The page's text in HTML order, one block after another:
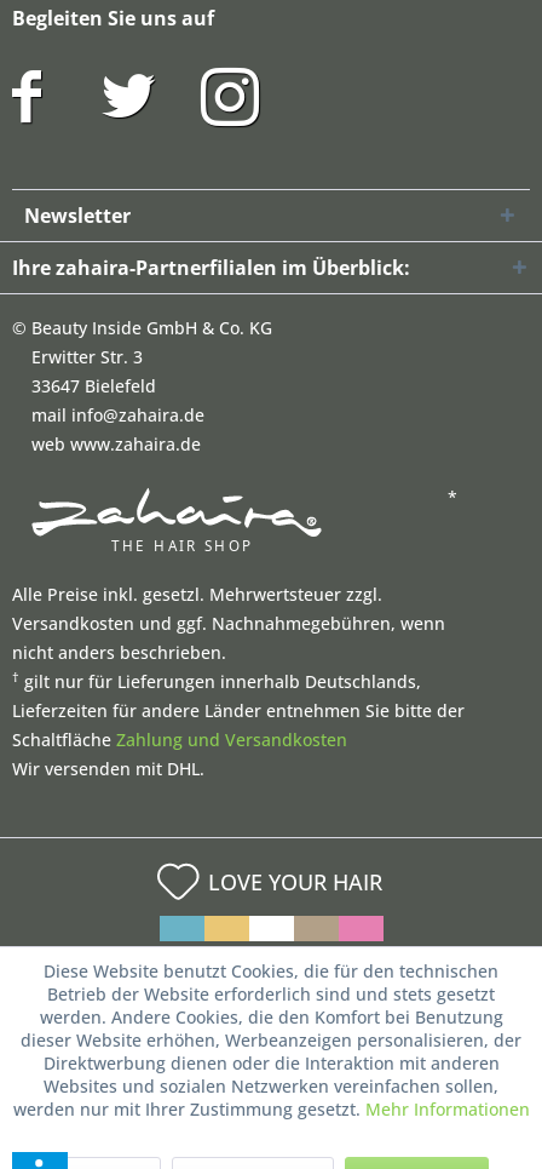
Begleiten Sie uns auf
Newsletter
Ihre zahaira-Partnerfilialen im Überblick:
© Beauty Inside GmbH & Co. KG
Erwitter Str. 3
33647 Bielefeld
mail info@zahaira.de
web www.zahaira.de
*
Alle Preise inkl. gesetzl. Mehrwertsteuer zzgl.
Versandkosten und ggf. Nachnahmegebühren, wenn
nicht anders beschrieben.
† gilt nur für Lieferungen innerhalb Deutschlands,
Lieferzeiten für andere Länder entnehmen Sie bitte der
Schaltfläche Zahlung und Versandkosten
Wir versenden mit DHL.
LOVE YOUR HAIR
Diese Website benutzt Cookies, die für den technischen
Betrieb der Website erforderlich sind und stets gesetzt
werden. Andere Cookies, die den Komfort bei Benutzung
dieser Website erhöhen, Werbeanzeigen personalisieren, der
Direktwerbung dienen oder die Interaktion mit anderen
Websites und sozialen Netzwerken vereinfachen sollen,
werden nur mit Ihrer Zustimmung gesetzt. Mehr Informationen